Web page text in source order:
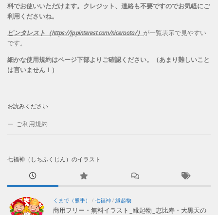
料でお使いいただけます。 クレジット、連絡も不要ですのでお気軽にご
利用くださいね。
ピンタレスト（https://jp.pinterest.com/niceraota/） が一覧表示で見やすい
です。
細かな使用規約はページ下部よりご確認ください。（あまり難しいこと
は言いません！）
お読みください
ご利用規約
七福神（しちふくじん）のイラスト
くまで（熊手） / 七福神/ 縁起物
商用フリー・無料イラスト_縁起物_恵比寿・大黒天の